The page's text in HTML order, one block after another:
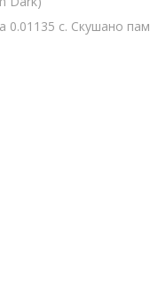
0.01135 с. Скушано